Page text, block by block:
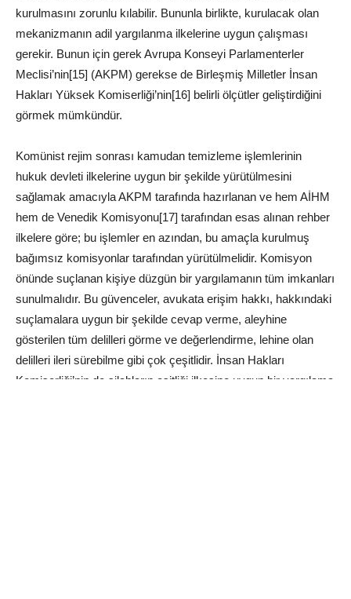
kurulmasını zorunlu kılabilir. Bununla birlikte, kurulacak olan
mekanizmanın adil yargılanma ilkelerine uygun çalışması
gerekir. Bunun için gerek Avrupa Konseyi Parlamenterler
Meclisi’nin[15] (AKPM) gerekse de Birleşmiş Milletler İnsan
Hakları Yüksek Komiserliği’nin[16] belirli ölçütler geliştirdiğini
görmek mümkündür.
Komünist rejim sonrası kamudan temizleme işlemlerinin
hukuk devleti ilkelerine uygun bir şekilde yürütülmesini
sağlamak amacıyla AKPM tarafında hazırlanan ve hem AİHM
hem de Venedik Komisyonu[17] tarafından esas alınan rehber
ilkelere göre; bu işlemler en azından, bu amaçla kurulmuş
bağımsız komisyonlar tarafından yürütülmelidir. Komisyon
önünde suçlanan kişiye düzgün bir yargılamanın tüm imkanları
sunulmalıdır. Bu güvenceler, avukata erişim hakkı, hakkındaki
suçlamalara uygun bir şekilde cevap verme, aleyhine
gösterilen tüm delilleri görme ve değerlendirme, lehine olan
delilleri ileri sürebilme gibi çok çeşitlidir. İnsan Hakları
Komiserliği’nin de silahların eşitliği ilkesine uygun bir yargılama